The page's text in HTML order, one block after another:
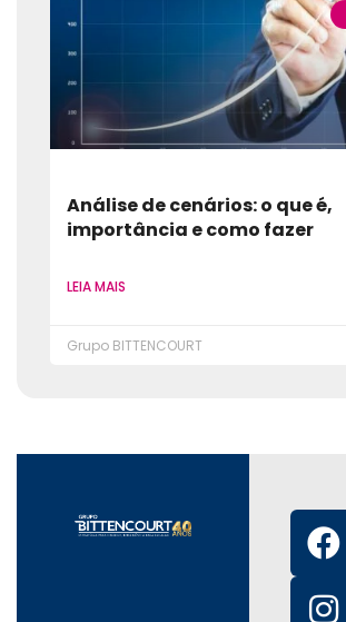
Análise de cenários: o que é,
importância e como fazer
LEIA MAIS
Grupo BITTENCOURT